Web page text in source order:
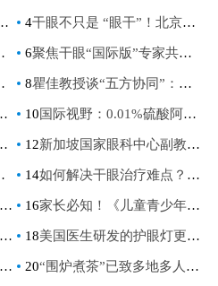
4干眼不只是 “眼干”！北京同仁医院袁进教授解读公共健康新挑战
6聚焦干眼“国际版”专家共识，聆听眼表疾病全球之声
8瞿佳教授谈“五方协同”：如何打出中国近视防控组合拳？
10 国际视野：0.01%硫酸阿托品滴眼液为中国儿童近视防控提供安全有效的治疗选择
12新加坡国家眼科中心副教授Yu-chi Liu：抗炎治疗，打破干眼症恶性循环
14如何解决干眼治疗难点？拒接盲目用药，抗炎治疗是关键！
16家长必知！《儿童青少年近视防控白皮书》揭秘近视防控新趋势
18美国医生研发的护眼灯更好吗？
20“围炉煮茶”已致多地多人中毒，“围炉煮茶”是饮茶文化的崛起吗？